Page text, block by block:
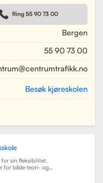
klasser, og har et
kjørelærere som
i et trygt og vennlig
i Bergen sentrum,
til oppkjøring.
av teori
med å ta førerkort
for alle elever.
Ring 55 90 73 00
Bergen
55 90 73 00
Besøk kjøreskolen
for sin fleksibilitet,
for både teori- og